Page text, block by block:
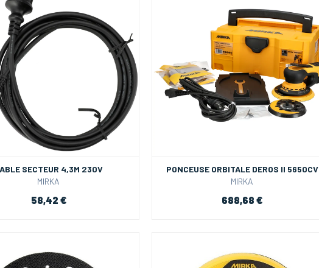
SECTEUR 4,3M 230V
MIRKA
58,42 €
PONCEUSE ORBITALE DEROS II 5650CV
MIRKA
688,68 €